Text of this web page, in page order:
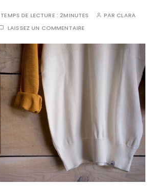
TEMPS DE LECTURE :2MINUTES PAR CLARA
LAISSEZ UN COMMENTAIRE